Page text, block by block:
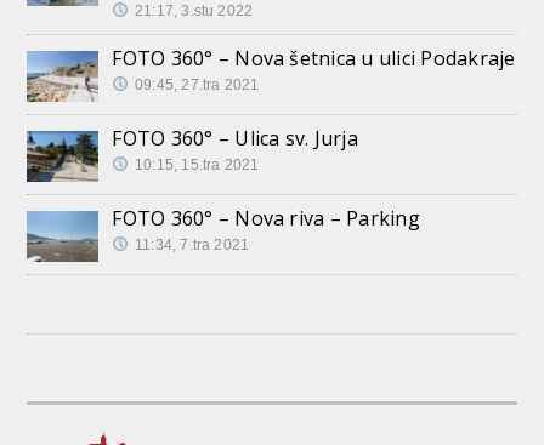
21:17, 3.stu 2022
FOTO 360° – Nova šetnica u ulici Podakraje
09:45, 27.tra 2021
FOTO 360° – Ulica sv. Jurja
10:15, 15.tra 2021
FOTO 360° – Nova riva – Parking
11:34, 7.tra 2021